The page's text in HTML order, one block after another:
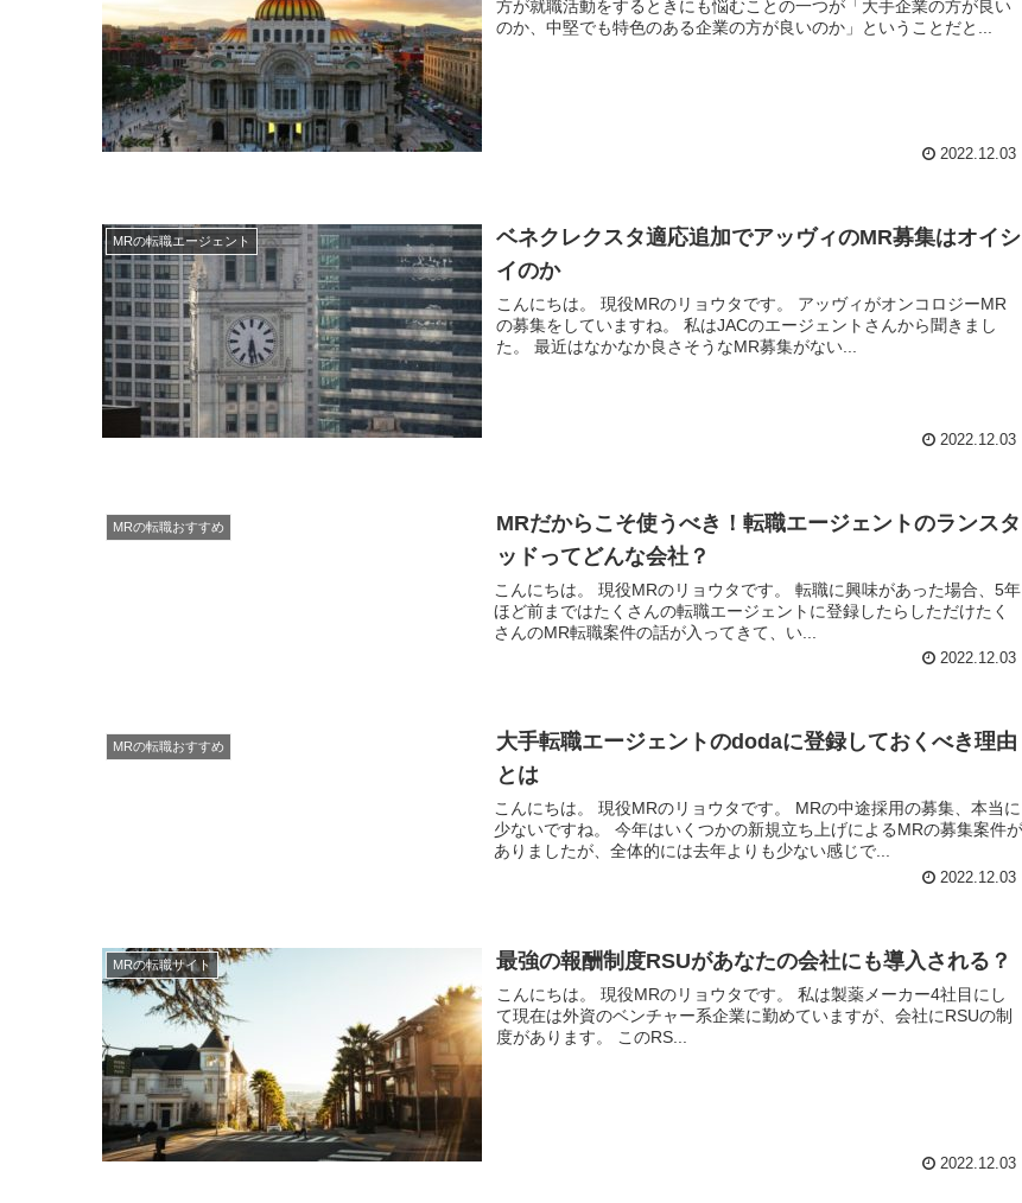
方が就職活動をするときにも悩むことの一つが「大手企業の方が良い
のか、中堅でも特色のある企業の方が良いのか」ということだと...
2022.12.03
MRの転職エージェント
ベネクレクスタ適応追加でアッヴィのMR募集はオイシ
イのか
こんにちは。 現役MRのリョウタです。 アッヴィがオンコロジーMR
の募集をしていますね。 私はJACのエージェントさんから聞きまし
た。 最近はなかなか良さそうなMR募集がない...
2022.12.03
MRの転職おすすめ
MRだからこそ使うべき！転職エージェントのランスタ
ッドってどんな会社？
こんにちは。 現役MRのリョウタです。 転職に興味があった場合、5年
ほど前まではたくさんの転職エージェントに登録したらしただけたく
さんのMR転職案件の話が入ってきて、い...
2022.12.03
MRの転職おすすめ
大手転職エージェントのdodaに登録しておくべき理由
とは
こんにちは。 現役MRのリョウタです。 MRの中途採用の募集、本当に
少ないですね。 今年はいくつかの新規立ち上げによるMRの募集案件が
ありましたが、全体的には去年よりも少ない感じで...
2022.12.03
MRの転職サイト 最強の報酬制度RSUがあなたの会社にも導入される？
こんにちは。 現役MRのリョウタです。 私は製薬メーカー4社目にし
て現在は外資のベンチャー系企業に勤めていますが、会社にRSUの制
度があります。 このRS...
2022.12.03